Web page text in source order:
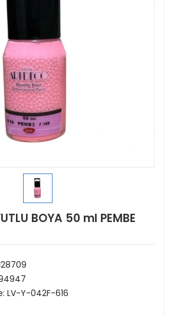
BOYA 50 ml PEMBE
LV-Y-042F-616